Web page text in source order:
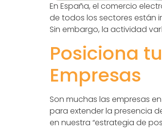
En España, el comercio
de todos los sectores están
Sin embargo, la actividad
Posiciona
Empresas
Son muchas las empresas
para extender la presencia
en nuestra “estrategia de